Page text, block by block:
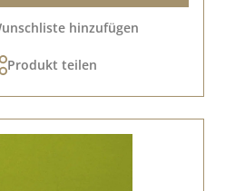
hinzufügen
Produkt teilen